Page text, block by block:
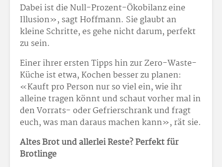
Dabei ist die Null-Prozent-Ökobilanz eine
Illusion», sagt Hoffmann. Sie glaubt an
kleine Schritte, es gehe nicht darum, perfekt
zu sein.
Einer ihrer ersten Tipps hin zur Zero-Waste-
Küche ist etwa, Kochen besser zu planen:
«Kauft pro Person nur so viel ein, wie ihr
alleine tragen könnt und schaut vorher mal in
den Vorrats- oder Gefrierschrank und fragt
euch, was man daraus machen kann», rät sie.
Altes Brot und allerlei Reste? Perfekt für
Brotlinge